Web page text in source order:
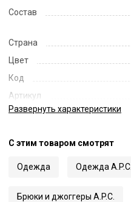
Состав
Страна
Цвет
Код
Артикул
Развернуть характеристики
С этим товаром смотрят
Одежда Одежда A.P.C.
Брюки и джоггеры A.P.C.